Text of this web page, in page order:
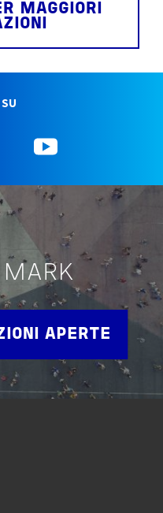
MAGGIORI
APERTE